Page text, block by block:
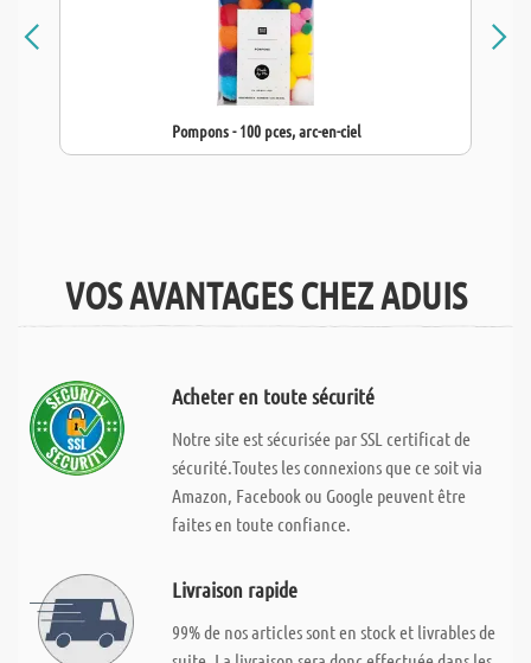
Pompons - 100 pces, arc-en-ciel
VOS AVANTAGES CHEZ ADUIS
Acheter en toute sécurité
Notre site est sécurisée par SSL certificat de
sécurité.Toutes les connexions que ce soit via
Amazon, Facebook ou Google peuvent être
faites en toute confiance.
Livraison rapide
99% de nos articles sont en stock et livrables de